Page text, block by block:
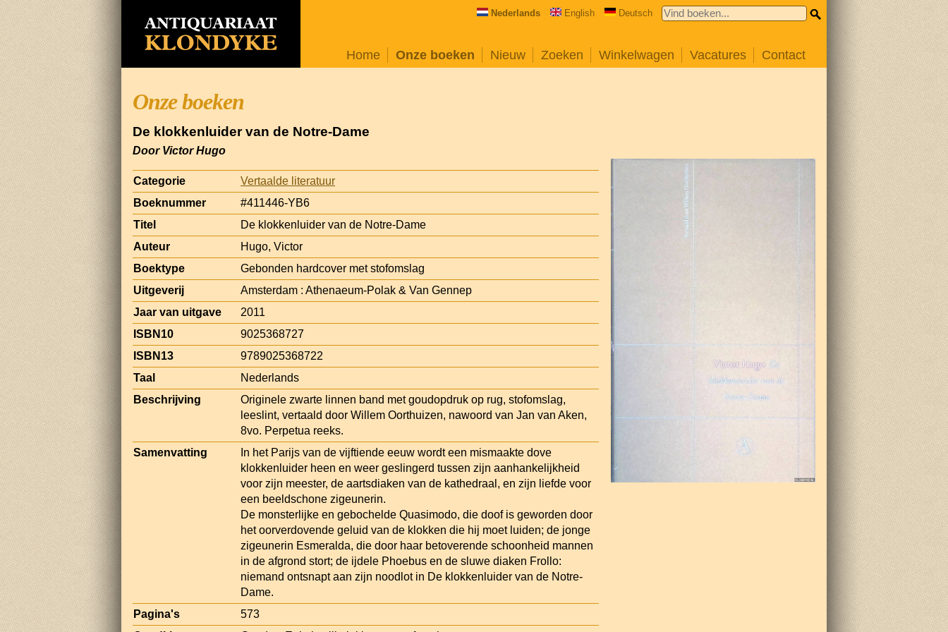
Nederlands English Deutsch
Home Onze boeken Nieuw Zoeken Winkelwagen Vacatures Contact
Onze boeken
De klokkenluider van de Notre-Dame
Door Victor Hugo
Categorie
Vertaalde literatuur
Boeknummer
#411446-YB6
Titel
De klokkenluider van de Notre-Dame
Auteur
Hugo, Victor
Boektype
Gebonden hardcover met stofomslag
Uitgeverij
Amsterdam : Athenaeum-Polak & Van Gennep
Jaar van uitgave
2011
ISBN10
9025368727
ISBN13
9789025368722
Taal
Nederlands
Beschrijving
Originele zwarte linnen band met goudopdruk op rug, stofomslag,
leeslint, vertaald door Willem Oorthuizen, nawoord van Jan van Aken,
8vo. Perpetua reeks.
Samenvatting
In het Parijs van de vijftiende eeuw wordt een mismaakte dove
klokkenluider heen en weer geslingerd tussen zijn aanhankelijkheid
voor zijn meester, de aartsdiaken van de kathedraal, en zijn liefde voor
een beeldschone zigeunerin.
De monsterlijke en gebochelde Quasimodo, die doof is geworden door
het oorverdovende geluid van de klokken die hij moet luiden; de jonge
zigeunerin Esmeralda, die door haar betoverende schoonheid mannen
in de afgrond stort; de ijdele Phoebus en de sluwe diaken Frollo:
niemand ontsnapt aan zijn noodlot in De klokkenluider van de Notre-
Dame.
Pagina's
573